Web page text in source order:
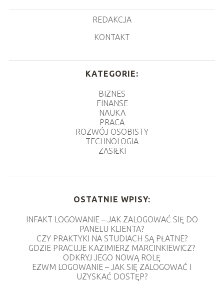
REDAKCJA
KONTAKT
KATEGORIE:
BIZNES
FINANSE
NAUKA
PRACA
ROZWÓJ OSOBISTY
TECHNOLOGIA
ZASIŁKI
OSTATNIE WPISY:
INFAKT LOGOWANIE – JAK ZALOGOWAĆ SIĘ DO
PANELU KLIENTA?
CZY PRAKTYKI NA STUDIACH SĄ PŁATNE?
GDZIE PRACUJE KAZIMIERZ MARCINKIEWICZ?
ODKRYJ JEGO NOWĄ ROLĘ
EZWM LOGOWANIE – JAK SIĘ ZALOGOWAĆ I
UZYSKAĆ DOSTĘP?